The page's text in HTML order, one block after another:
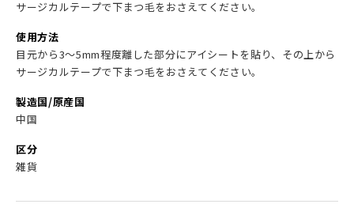
サージカルテープで下まつ毛をおさえてください。
使用方法
目元から3～5mm程度離した部分にアイシートを貼り、その上から
サージカルテープで下まつ毛をおさえてください。
製造国/原産国
中国
区分
雑貨